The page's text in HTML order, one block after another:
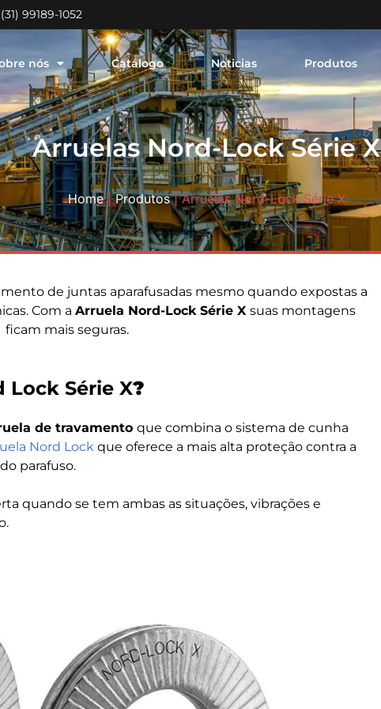
(31) 99189-1052
nós Catálogo Noticias Produtos
Arruelas Nord-Lock Série X
Home|Produtos|Arruelas Nord-Lock Série X
de juntas aparafusadas mesmo quando expostas a
Com aArruela Nord-Lock Série Xsuas montagens
ficam mais seguras.
Lock Série X?
de travamento que combina o sistema de cunha
Nord Lock que oferece a mais alta proteção contra a
parafuso.
quando se tem ambas as situações, vibrações e